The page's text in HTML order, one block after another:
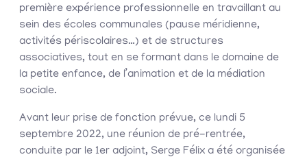
première expérience professionnelle en travaillant au
sein des écoles communales (pause méridienne,
activités périscolaires…) et de structures
associatives, tout en se formant dans le domaine de
la petite enfance, de l’animation et de la médiation
sociale.
Avant leur prise de fonction prévue, ce lundi 5
septembre 2022, une réunion de pré-rentrée,
conduite par le 1er adjoint, Serge Félix a été organisée